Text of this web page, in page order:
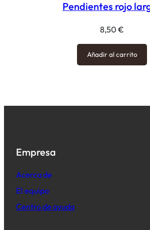
Pendientes rojo
8,50 €
Añadir al carrito
Empresa
Acerca de
El equipo
Centro de ayuda